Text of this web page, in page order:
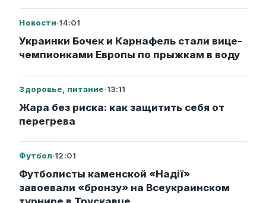
Новости·14:01
Украинки Бочек и Карнафель стали вице-
чемпионками Европы по прыжкам в воду
Здоровье, питание·13:11
Жара без риска: как защитить себя от
перегрева
Футбол·12:01
Футболисты каменской «Надії»
завоевали «бронзу» на Всеукраинском